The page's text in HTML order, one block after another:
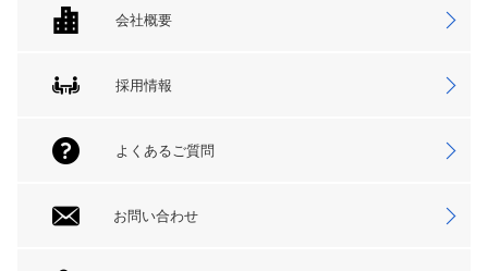
会社概要
採用情報
よくあるご質問
お問い合わせ